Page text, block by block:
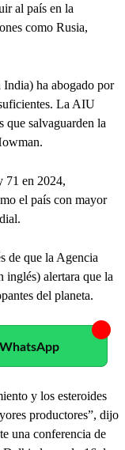
al país en la
como Rusia,
ha abogado por
La AIU
que salvaguarden la
71 en 2024,
el país con mayor
de que la Agencia
alertara que la
del planeta.
y los esteroides
productores”, dijo
una conferencia de